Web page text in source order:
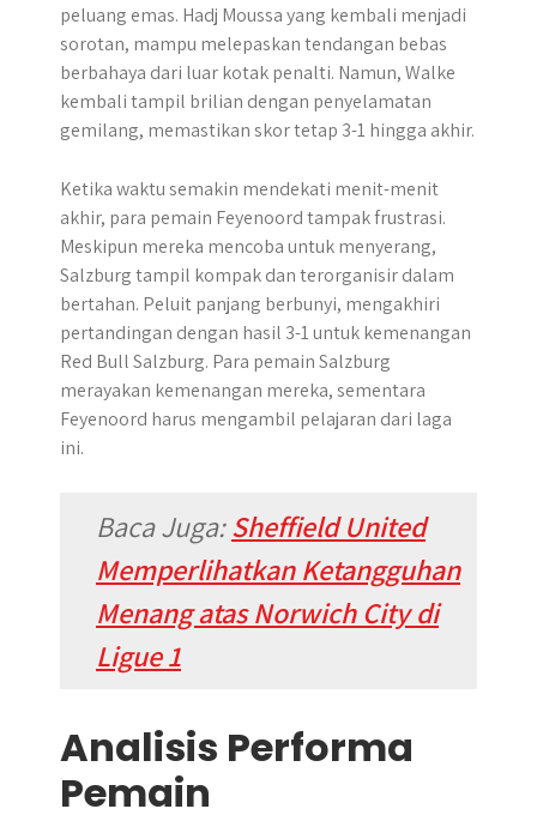
peluang emas. Hadj Moussa yang kembali menjadi
sorotan, mampu melepaskan tendangan bebas
berbahaya dari luar kotak penalti. Namun, Walke
kembali tampil brilian dengan penyelamatan
gemilang, memastikan skor tetap 3-1 hingga akhir.
Ketika waktu semakin mendekati menit-menit
akhir, para pemain Feyenoord tampak frustrasi.
Meskipun mereka mencoba untuk menyerang,
Salzburg tampil kompak dan terorganisir dalam
bertahan. Peluit panjang berbunyi, mengakhiri
pertandingan dengan hasil 3-1 untuk kemenangan
Red Bull Salzburg. Para pemain Salzburg
merayakan kemenangan mereka, sementara
Feyenoord harus mengambil pelajaran dari laga
ini.
Baca Juga:Sheffield United
Memperlihatkan Ketangguhan
Menang atas Norwich City di
Ligue 1
Analisis Performa
Pemain